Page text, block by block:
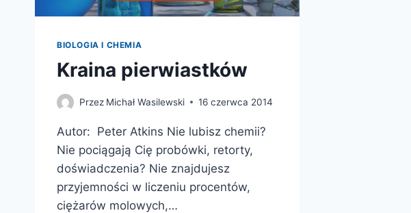
BIOLOGIA I CHEMIA
Kraina pierwiastków
Przez Michał Wasilewski 16 czerwca 2014
Autor: Peter Atkins Nie lubisz chemii?
Nie pociągają Cię probówki, retorty,
doświadczenia? Nie znajdujesz
przyjemności w liczeniu procentów,
ciężarów molowych,…